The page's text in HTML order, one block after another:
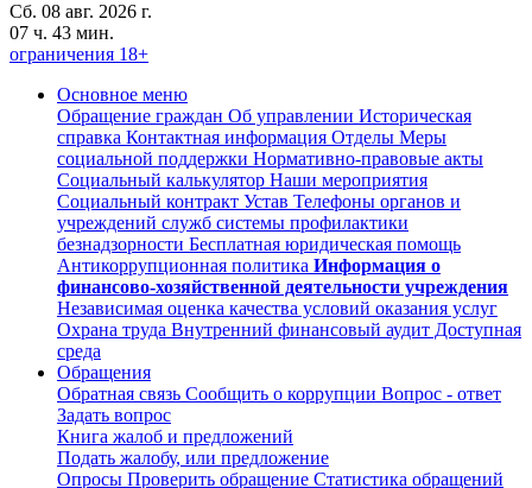
Сб. 08 авг. 2026 г.
07 ч. 43 мин.
ограничения 18+
Основное меню
Обращение граждан Об управлении Историческая
справка Контактная информация Отделы Меры
социальной поддержки Нормативно-правовые акты
Социальный калькулятор Наши мероприятия
Социальный контракт Устав Телефоны органов и
учреждений служб системы профилактики
безнадзорности Бесплатная юридическая помощь
Антикоррупционная политика Информация о
финансово-хозяйственной деятельности учреждения
Независимая оценка качества условий оказания услуг
Охрана труда Внутренний финансовый аудит Доступная
среда
Обращения
Обратная связь Сообщить о коррупции Вопрос - ответ
Задать вопрос
Книга жалоб и предложений
Подать жалобу, или предложение
Опросы Проверить обращение Статистика обращений